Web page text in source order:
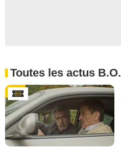
Toutes les actus B.O.